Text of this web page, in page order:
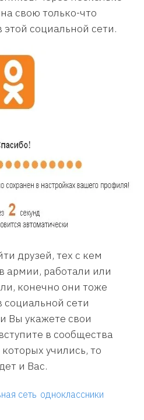
свою только-что
социальной сети.
друзей, тех с кем
армии, работали или
конечно они тоже
социальной сети
Вы укажете свои
в сообщества
учились, то
и Вас.
сеть одноклассники